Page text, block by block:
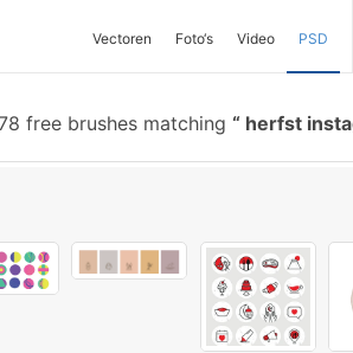
Vectoren Foto‘s Video PSD
free brushes matching herfst